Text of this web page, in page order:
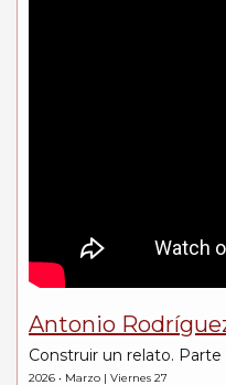
Antonio
Construir un relato. Parte
2026 • Marzo | Viernes 27